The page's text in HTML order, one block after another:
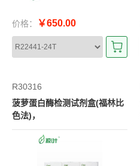
价格： ￥650.00
R30316
菠萝蛋白酶检测试剂盒(福林比
色法)，